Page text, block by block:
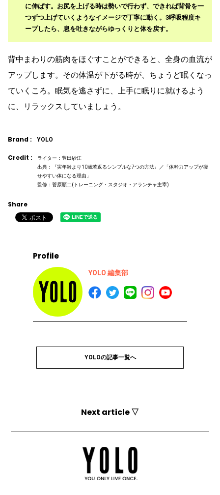
に伸ばす。お尻を上げる時は勢いで行わず、できれば背骨を一
つずつ上げていくようなイメージで丁寧に動く。3呼吸程度キ
ープしたら、息を吐きながらゆっくりと体を戻す。
背中まわりの筋肉をほぐすことができると、全身の血流が
アップします。その体温が下がる時が、ちょうど眠くなっ
ていくころ。眠気を逃さずに、上手に眠りに就けるよう
に、リラックスしていましょう。
Brand : YOLO
Credit :
ライター：豊田紗江
出典：『実年齢より10歳若返るシンプルな7つの方法』／「体幹力アップが痩
せやすい体になる理由」
監修：菅原順二(トレーニング・スタジオ・アランチャ主宰)
Share
Profile
YOLO 編集部
YOLOの記事一覧へ
Next article ▽